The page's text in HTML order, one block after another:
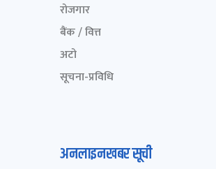
रोजगार
बैंक / वित्त
अटो
सूचना-प्रविधि
अनलाइनखबर सूची